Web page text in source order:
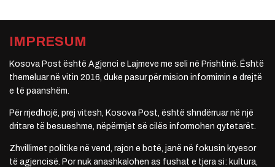
IMPRESUM
Kosova Post është Agjenci e Lajmeve me seli në Prishtinë. Është
themeluar në vitin 2016, duke pasur për mision informimin e drejtë
e të paanshëm.
Për rrjedhojë, prej vitesh, Kosova Post, është shndërruar në një
dritare të besueshme, nëpërmjet së cilës informohen qytetarët.
Zhvillimet politike në vend, rajon e botë, janë në fokusin kryesor
të agjencisë. Por nuk anashkalohen as fushat e tjera si: kultura,